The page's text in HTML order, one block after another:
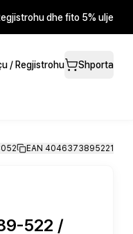
dhe fito 5% ulje
/ Regjistrohu Shporta
EAN 4046373895221
522 /